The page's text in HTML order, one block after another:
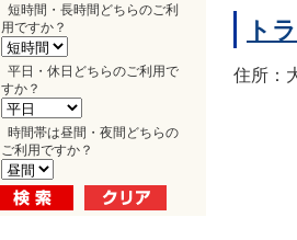
短時間・長時間どちらのご利
用ですか？
平日・休日どちらのご利用で
すか？
時間帯は昼間・夜間どちらの
ご利用ですか？
ト
住所：